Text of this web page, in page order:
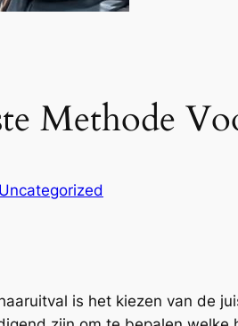
Methode
Uncategorized
is het kiezen van de